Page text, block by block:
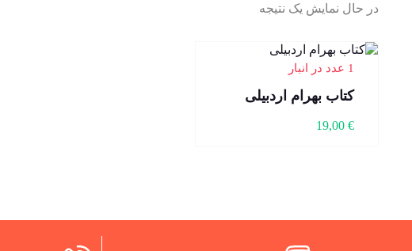
در حال نمایش یک نتیجه
1 عدد در انبار
کتاب بهرام اردبیلی
19,00 €